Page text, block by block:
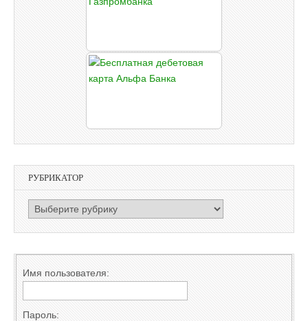
РУБРИКАТОР
РУБРИКАТОР
Имя пользователя:
Пароль: